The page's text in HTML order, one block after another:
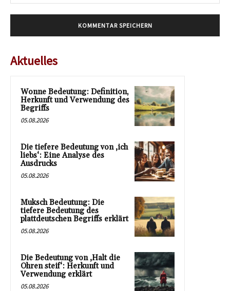
Aktuelles
Wonne Bedeutung: Definition,
Herkunft und Verwendung des
Begriffs
05.08.2026
Die tiefere Bedeutung von ‚ich
liebs‘: Eine Analyse des
Ausdrucks
05.08.2026
Muksch Bedeutung: Die
tiefere Bedeutung des
plattdeutschen Begriffs erklärt
05.08.2026
Die Bedeutung von ‚Halt die
Ohren steif‘: Herkunft und
Verwendung erklärt
05.08.2026